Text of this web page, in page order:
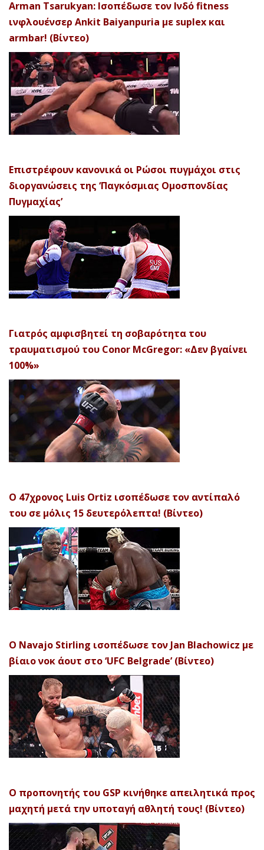
Arman Tsarukyan: Ισοπέδωσε τον Ινδό fitness
ινφλουένσερ Ankit Baiyanpuria με suplex και
armbar! (Βίντεο)
Επιστρέφουν κανονικά οι Ρώσοι πυγμάχοι στις
διοργανώσεις της ‘Παγκόσμιας Ομοσπονδίας
Πυγμαχίας’
Γιατρός αμφισβητεί τη σοβαρότητα του
τραυματισμού του Conor McGregor: «Δεν βγαίνει
100%»
Ο 47χρονος Luis Ortiz ισοπέδωσε τον αντίπαλό
του σε μόλις 15 δευτερόλεπτα! (Βίντεο)
Ο Navajo Stirling ισοπέδωσε τον Jan Blachowicz με
βίαιο νοκ άουτ στο ‘UFC Belgrade’ (Βίντεο)
Ο προπονητής του GSP κινήθηκε απειλητικά προς
μαχητή μετά την υποταγή αθλητή τους! (Βίντεο)